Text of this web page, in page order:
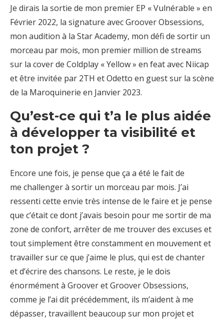
Je dirais la sortie de mon premier EP « Vulnérable » en
Février 2022, la signature avec Groover Obsessions,
mon audition à la Star Academy, mon défi de sortir un
morceau par mois, mon premier million de streams
sur la cover de Coldplay « Yellow » en feat avec Niicap
et être invitée par 2TH et Odetto en guest sur la scène
de la Maroquinerie en Janvier 2023.
Qu’est-ce qui t’a le plus aidée
à développer ta visibilité et
ton projet ?
Encore une fois, je pense que ça a été le fait de
me challenger à sortir un morceau par mois. J’ai
ressenti cette envie très intense de le faire et je pense
que c’était ce dont j’avais besoin pour me sortir de ma
zone de confort, arrêter de me trouver des excuses et
tout simplement être constamment en mouvement et
travailler sur ce que j’aime le plus, qui est de chanter
et d’écrire des chansons. Le reste, je le dois
énormément à Groover et Groover Obsessions,
comme je l’ai dit précédemment, ils m’aident à me
dépasser, travaillent beaucoup sur mon projet et